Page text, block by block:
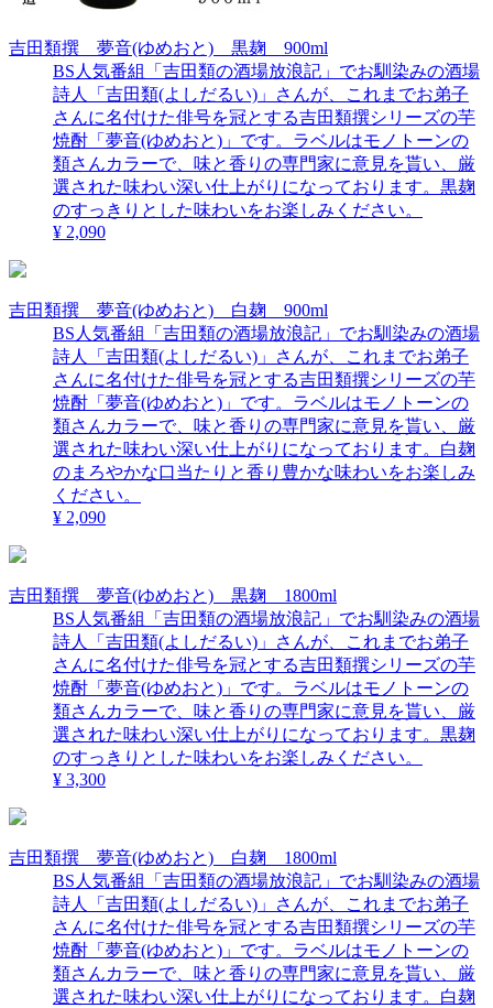
吉田類撰 夢音(ゆめおと) 黒麹 900ml
BS人気番組「吉田類の酒場放浪記」でお馴染みの酒場
詩人「吉田類(よしだるい)」さんが、これまでお弟子
さんに名付けた俳号を冠とする吉田類撰シリーズの芋
焼酎「夢音(ゆめおと)」です。ラベルはモノトーンの
類さんカラーで、味と香りの専門家に意見を貰い、厳
選された味わい深い仕上がりになっております。黒麹
のすっきりとした味わいをお楽しみください。
¥ 2,090
吉田類撰 夢音(ゆめおと) 白麹 900ml
BS人気番組「吉田類の酒場放浪記」でお馴染みの酒場
詩人「吉田類(よしだるい)」さんが、これまでお弟子
さんに名付けた俳号を冠とする吉田類撰シリーズの芋
焼酎「夢音(ゆめおと)」です。ラベルはモノトーンの
類さんカラーで、味と香りの専門家に意見を貰い、厳
選された味わい深い仕上がりになっております。白麹
のまろやかな口当たりと香り豊かな味わいをお楽しみ
ください。
¥ 2,090
吉田類撰 夢音(ゆめおと) 黒麹 1800ml
BS人気番組「吉田類の酒場放浪記」でお馴染みの酒場
詩人「吉田類(よしだるい)」さんが、これまでお弟子
さんに名付けた俳号を冠とする吉田類撰シリーズの芋
焼酎「夢音(ゆめおと)」です。ラベルはモノトーンの
類さんカラーで、味と香りの専門家に意見を貰い、厳
選された味わい深い仕上がりになっております。黒麹
のすっきりとした味わいをお楽しみください。
¥ 3,300
吉田類撰 夢音(ゆめおと) 白麹 1800ml
BS人気番組「吉田類の酒場放浪記」でお馴染みの酒場
詩人「吉田類(よしだるい)」さんが、これまでお弟子
さんに名付けた俳号を冠とする吉田類撰シリーズの芋
焼酎「夢音(ゆめおと)」です。ラベルはモノトーンの
類さんカラーで、味と香りの専門家に意見を貰い、厳
選された味わい深い仕上がりになっております。白麹